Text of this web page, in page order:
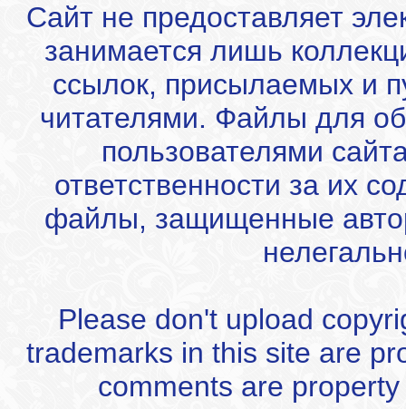
Сайт не предоставляет
занимается лишь
ссылок, присылаемых и
читателями. Файлы для
пользователями
ответственности за их
файлы, защищенные
Please don't upload
trademarks in this site are
comments are